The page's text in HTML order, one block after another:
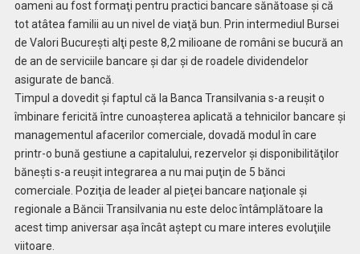
oameni au fost formaţi pentru practici bancare sănătoase şi că
tot atâtea familii au un nivel de viaţă bun. Prin intermediul Bursei
de Valori Bucureşti alţi peste 8,2 milioane de români se bucură an
de an de serviciile bancare şi dar şi de roadele dividendelor
asigurate de bancă.
Timpul a dovedit şi faptul că la Banca Transilvania s-a reuşit o
îmbinare fericită între cunoaşterea aplicată a tehnicilor bancare şi
managementul afacerilor comerciale, dovadă modul în care
printr-o bună gestiune a capitalului, rezervelor şi disponibilităţilor
băneşti s-a reuşit integrarea a nu mai puţin de 5 bănci
comerciale. Poziţia de leader al pieţei bancare naţionale şi
regionale a Băncii Transilvania nu este deloc întâmplătoare la
acest timp aniversar aşa încât aştept cu mare interes evoluţiile
viitoare.